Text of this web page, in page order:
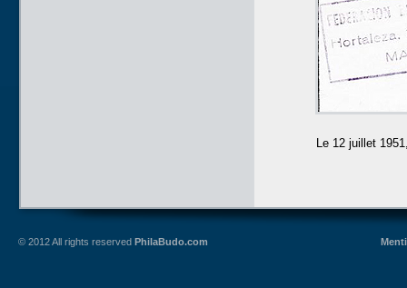
Le 12 juillet
© 2012 All rights reserved PhilaBudo.com